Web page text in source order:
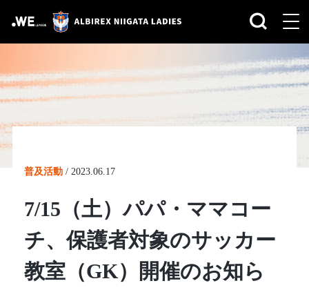
普及活動 / 2023.06.17
7/15（土）パパ・ママコー
チ、保護者対象のサッカー
教室（GK）開催のお知ら